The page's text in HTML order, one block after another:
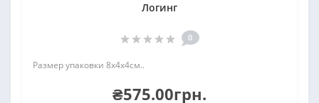
Логинг
0
Размер упаковки 8х4х4см..
₴575.00грн.